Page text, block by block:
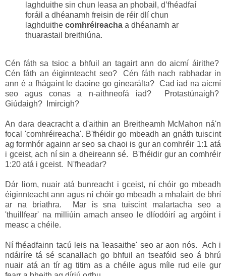
laghduithe sin chun leasa an phobail, d’fhéadfaí
foráil a dhéanamh freisin de réir dlí chun
laghduithe comhréireacha a dhéanamh ar
thuarastail breithiúna.
Cén fáth sa tsioc a bhfuil an tagairt ann do aicmí áirithe?
Cén fáth an éiginnteacht seo? Cén fáth nach rabhadar in
ann é a fhágaint le daoine go ginearálta? Cad iad na aicmí
seo agus conas a n-aithneofá iad? Protastúnaigh?
Giúdaigh? Imircigh?
An dara deacracht a d'aithin an Breitheamh McMahon ná'n
focal 'comhréireacha'. B'fhéidir go mbeadh an gnáth tuiscint
ag formhór againn ar seo sa chaoi is gur an comhréir 1:1 atá
i gceist, ach ní sin a dheireann sé. B'fhéidir gur an comhréir
1:20 atá i gceist. N'fheadar?
Dár liom, nuair atá bunreacht i gceist, ní chóir go mbeadh
éiginnteacht ann agus ní chóir go mbeadh a mhalairt de bhrí
ar na briathra. Mar is sna tuiscint malartacha seo a
'thuillfear' na milliúin amach anseo le dlíodóirí ag argóint i
measc a chéile.
Ní fhéadfainn tacú leis na 'leasaithe' seo ar aon nós. Ach i
ndáiríre tá sé scanallach go bhfuil an tseafóid seo á bhrú
nuair atá an tír ag titim as a chéile agus míle rud eile gur